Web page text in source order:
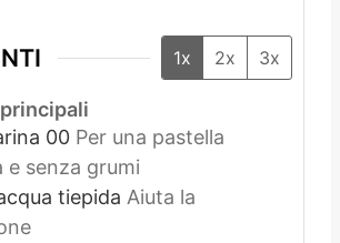
1x 2x 3x
00 Per una pastella
e senza grumi
tiepida Aiuta la